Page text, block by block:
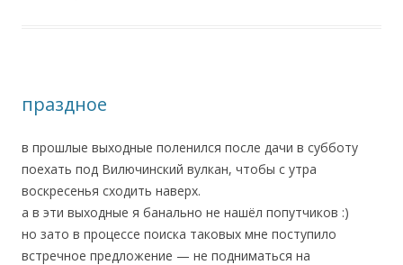
праздное
в прошлые выходные поленился после дачи в субботу
поехать под Вилючинский вулкан, чтобы с утра
воскресенья сходить наверх.
а в эти выходные я банально не нашёл попутчиков :)
но зато в процессе поиска таковых мне поступило
встречное предложение — не подниматься на